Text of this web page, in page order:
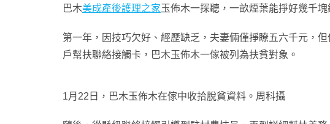
巴木美成產後護理之家玉佈木一探聽，一畝煙葉能掙好幾千
第一年，因技巧欠好、經歷缺乏，夫妻倆僅掙瞭五六千元，
戶幫扶聯絡接觸卡，巴木玉佈木一傢被列為扶貧對象。
1月22日，巴木玉佈木在傢中收拾脫貧資料。周科攝